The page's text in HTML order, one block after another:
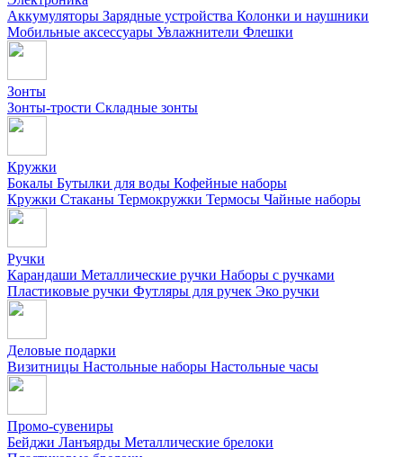
Аккумуляторы Зарядные устройства Колонки и наушники
Мобильные аксессуары Увлажнители Флешки
Зонты
Зонты-трости Складные зонты
Кружки
Бокалы Бутылки для воды Кофейные наборы
Кружки Стаканы Термокружки Термосы Чайные наборы
Ручки
Карандаши Металлические ручки Наборы с ручками
Пластиковые ручки Футляры для ручек Эко ручки
Деловые подарки
Визитницы Настольные наборы Настольные часы
Промо-сувениры
Бейджи Ланъярды Металлические брелоки